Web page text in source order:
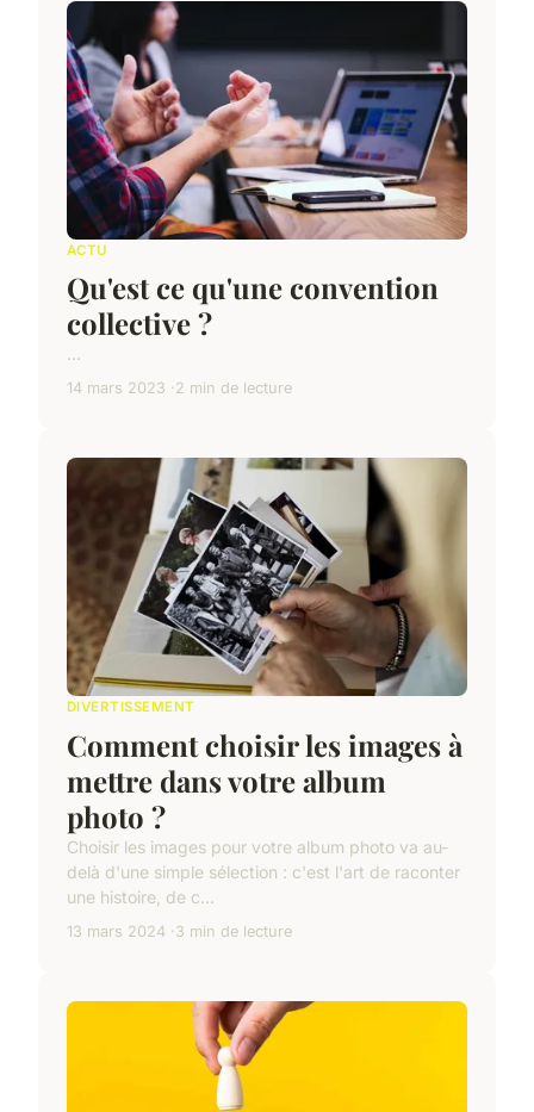
ACTU
Qu'est ce qu'une convention
collective ?
...
14 mars 2023 2 min de lecture
DIVERTISSEMENT
Comment choisir les images à
mettre dans votre album
photo ?
Choisir les images pour votre album photo va au-
delà d'une simple sélection : c'est l'art de raconter
une histoire, de c...
13 mars 2024 3 min de lecture